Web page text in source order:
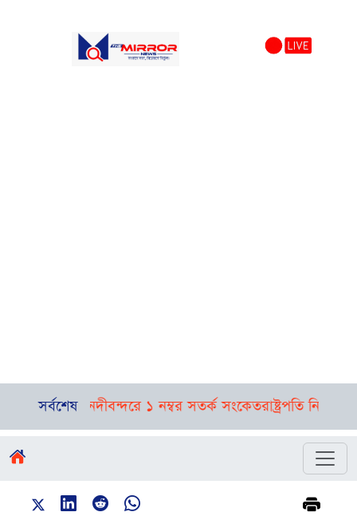
সর্বশেষ
নদীবন্দরে ১ নম্বর সতর্ক সংকেতরাষ্ট্রপতি নির্বাচনের